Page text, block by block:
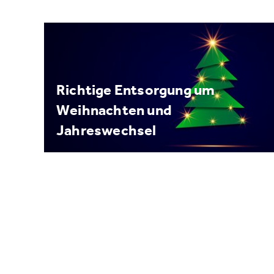
Richtige Entsorgung um
Weihnachten und
Jahreswechsel